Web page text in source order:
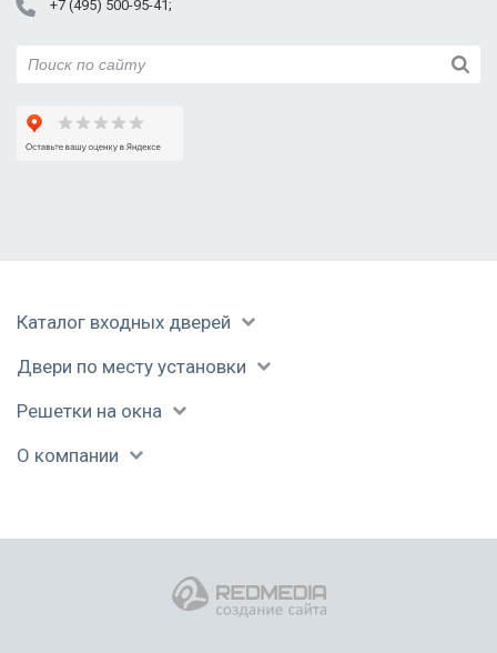
+7 (495) 500-95-41
Каталог входных дверей
Двери по месту установки
Решетки на окна
О компании